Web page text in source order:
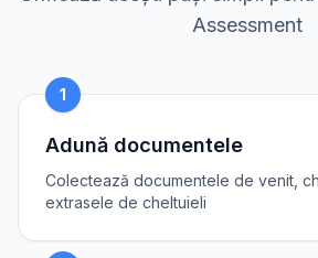
Assessment
1
Adună documentele
Colectează documentele de venit,
extrasele de cheltuieli